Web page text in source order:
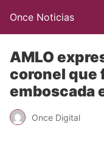
Once Noticias
AMLO
coronel que
emboscada
Once Digital